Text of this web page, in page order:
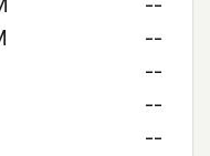
--
--
--
--